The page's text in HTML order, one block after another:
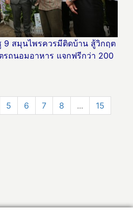
9 สมุนไพรควรมีติดบ้าน สู้วิกฤต
รถนอมอาหาร แจกฟรีกว่า 200
5 6 7 8 ...
15